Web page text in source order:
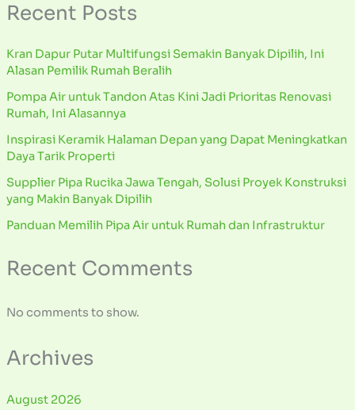
Recent Posts
Kran Dapur Putar Multifungsi Semakin Banyak Dipilih, Ini
Alasan Pemilik Rumah Beralih
Pompa Air untuk Tandon Atas Kini Jadi Prioritas Renovasi
Rumah, Ini Alasannya
Inspirasi Keramik Halaman Depan yang Dapat Meningkatkan
Daya Tarik Properti
Supplier Pipa Rucika Jawa Tengah, Solusi Proyek Konstruksi
yang Makin Banyak Dipilih
Panduan Memilih Pipa Air untuk Rumah dan Infrastruktur
Recent Comments
No comments to show.
Archives
August 2026